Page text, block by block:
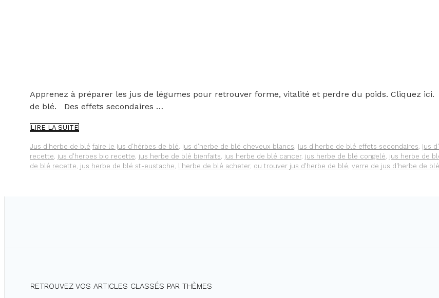
Apprenez à préparer les jus de légumes pour retrouver forme, vitalité et perdre du poids. Cliquez
de blé. Des effets secondaires …
LIRE LA SUITELES
SECONDAIRES
DU
JUS
Catégories
Jus d'herbe de blé Étiquettes
faire le jus d'hérbes de blé, jus d'herbe de blé cheveux blancs, jus d'herbe de blé effets secondaires, jus
recette, jus d'herbes bio recette, jus herbe de blé bienfaits, jus herbe de blé cancer, jus herbe de blé congelé, jus herbe de
de blé recette, jus herbe de blé st-eustache, l'herbe de blé acheter, ou trouver jus d'herbe de blé, verre de jus d'herbe de blé
RETROUVEZ VOS ARTICLES CLASSÉS PAR THÈMES